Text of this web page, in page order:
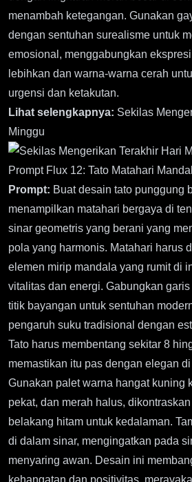
menambah ketegangan. Gunakan
dengan sentuhan surealisme untuk
emosional, menggabungkan
lebihkan dan warna-warna cerah
urgensi dan ketakutan.
Lihat selengkapnya: Sekilas
Minggu
Prompt Flux 12: Tato Matahari
Prompt: Buat desain tato punggung
menampilkan matahari bergaya di
sinar geometris yang berani yang
pola yang harmonis. Matahari harus
elemen mirip mandala yang rumit di
vitalitas dan energi. Gabungkan
titik bayangan untuk sentuhan
pengaruh suku tradisional dengan
Tato harus membentang sekitar 8
memastikan itu pas dengan elegan
Gunakan palet warna hangat kuning
pekat, dan merah halus,
belakang hitam untuk kedalaman.
di dalam sinar, mengingatkan pada
menyaring awan. Desain ini
kehangatan dan positivitas,